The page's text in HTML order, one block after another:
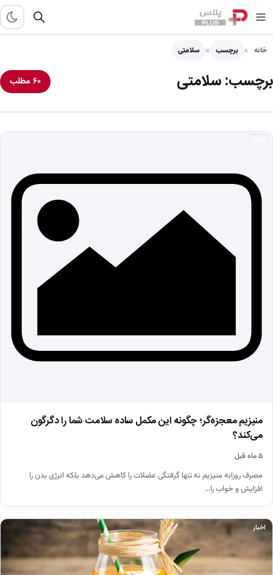
خانه برچسب سلامتی
برچسب:سلامتی ۶۰ مطلب
منیزیم معجزه‌گر؛ چگونه این مکمل ساده سلامت شما را دگرگون
می‌کند؟
۵ ماه قبل
مصرف روزانه منیزیم نه تنها گرفتگی عضلات را کاهش می‌دهد بلکه انرژی بدن را
افزایش و خواب را…
اخبار